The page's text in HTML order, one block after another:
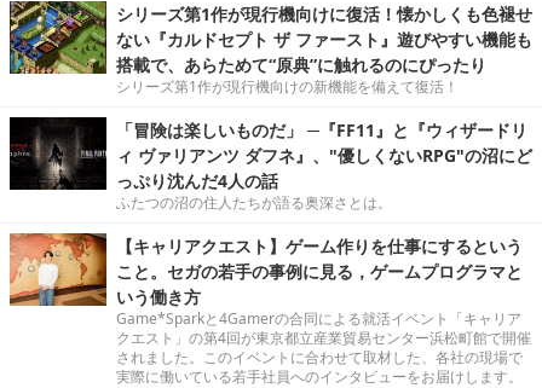
シリーズ第1作が現行機向けに復活！懐かしくも色褪せ
ない『カルドセプト ザ ファースト』遊びやすい機能も
搭載で、あらためて“原典”に触れるのにぴったり
シリーズ第1作が現行機向けの新機能を備えて復活！
「冒険は楽しいものだ」 ─『FF11』と『ウィザードリ
ィ ヴァリアンツ ダフネ』、"優しくないRPG"の沼にど
っぷり沈んだ4人の話
ふたつの沼の住人たちが語る奥深さとは。
【キャリアクエスト】ゲーム作りを仕事にするという
こと。セガの若手の事例に見る，ゲームプログラマと
いう働き方
Game*Sparkと4Gamerの合同による就活イベント「キャリア
クエスト」の第4回が東京都立産業貿易センター浜松町館で開催
されました。このイベントに合わせて取材した、各社の現場で
実際に働いている若手社員へのインタビューをお届けします。